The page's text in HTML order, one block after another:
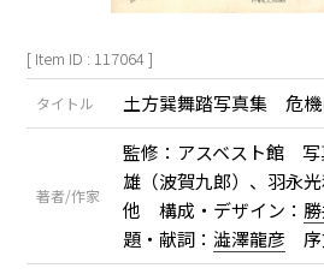
[ Item ID : 117064 ]
タイトル 土方巽舞踏写真集 危機
著者/作家
監修：アスベスト館 写
雄（波賀九郎）、羽永
他 構成・デザイン：
題・献詞：澁澤龍彦 序